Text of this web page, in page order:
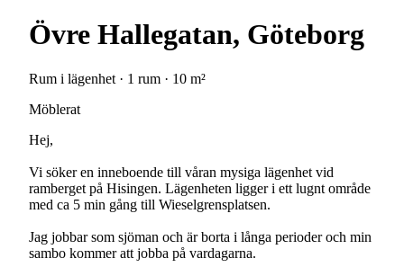
Övre Hallegatan, Göteborg
Rum i lägenhet · 1 rum · 10 m²
Möblerat
Hej,
Vi söker en inneboende till våran mysiga lägenhet vid
ramberget på Hisingen. Lägenheten ligger i ett lugnt område
med ca 5 min gång till Wieselgrensplatsen.
Jag jobbar som sjöman och är borta i långa perioder och min
sambo kommer att jobba på vardagarna.